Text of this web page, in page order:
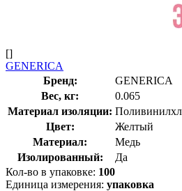
[]
GENERICA
Бренд:
GENERICA
Вес, кг:
0.065
Материал изоляции:
Цвет:
Желтый
Материал:
Медь
Изолированный:
Да
Кол-во в упаковке: 100
Единица измерения: упаковка